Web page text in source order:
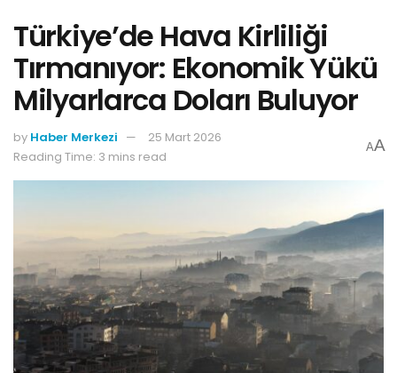
Türkiye’de Hava Kirliliği
Tırmanıyor: Ekonomik Yükü
Milyarlarca Doları Buluyor
by Haber Merkezi
25 Mart 2026
Reading Time: 3 mins read
AA